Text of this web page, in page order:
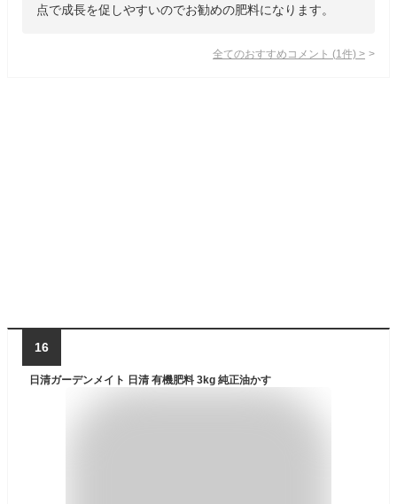
点で成長を促しやすいのでお勧めの肥料になります。
全てのおすすめコメント (1 件) >
16
日清ガーデンメイト 日清 有機肥料 3kg 純正油かす